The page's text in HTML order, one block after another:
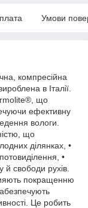
Умови
компресійна
в Італії.
що
ефективну
вологи.
що
ділянках, •
•
й свободи рухів.
покращенню
Це робить